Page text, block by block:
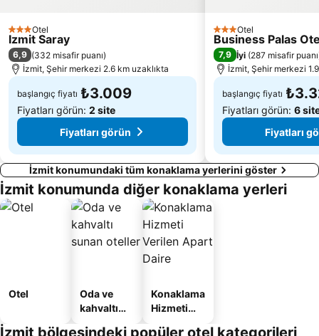
3 Yıldız
Otel
Izmit Saray
6,9 (332 misafir puanı)
İzmit, Şehir merkezi 2.6 km uzaklıkta
başlangıç fiyatı ₺3.009
Fiyatları görün: 2 site
Fiyatları görün
3 Yıldız
Otel
Business Palas
7,9 İyi (287 misafir puanı
İzmit, Şehir merkezi
başlangıç fiyatı
Fiyatları görün: 6
Fiyatları
İzmit konumundaki tüm konaklama yerlerini göster
İzmit konumunda diğer konaklama yerleri
Otel
Oda ve
kahvaltı
Konaklama
Hizmeti
İzmit bölgesindeki popüler otel kategorileri